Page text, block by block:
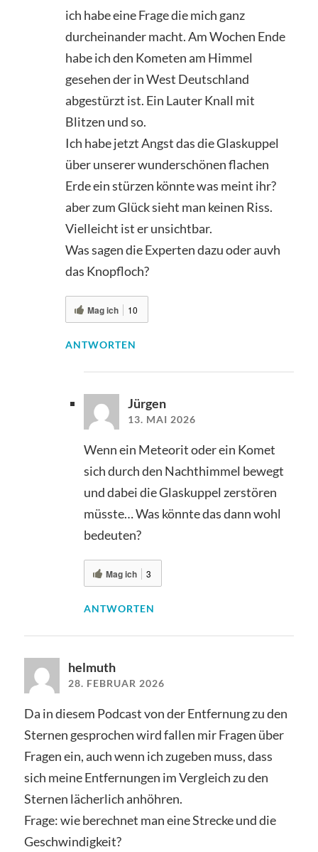
ich habe eine Frage die mich ganz
durcheinander macht. Am Wochen Ende
habe ich den Kometen am Himmel
gesehen der in West Deutschland
abgestürzt ist. Ein Lauter Knall mit
Blitzen und so.
Ich habe jetzt Angst das die Glaskuppel
über unserer wunderschönen flachen
Erde ein stürzen könnte was meint ihr?
aber zum Glück sieht man keinen Riss.
Vielleicht ist er unsichtbar.
Was sagen die Experten dazu oder auvh
das Knopfloch?
Mag ich 10
ANTWORTEN
Jürgen
13. MAI 2026
Wenn ein Meteorit oder ein Komet
sich durch den Nachthimmel bewegt
und dabei die Glaskuppel zerstören
müsste… Was könnte das dann wohl
bedeuten?
Mag ich 3
ANTWORTEN
helmuth
28. FEBRUAR 2026
Da in diesem Podcast von der Entfernung zu den
Sternen gesprochen wird fallen mir Fragen über
Fragen ein, auch wenn ich zugeben muss, dass
sich meine Entfernungen im Vergleich zu den
Sternen lächerlich anhöhren.
Frage: wie berechnet man eine Strecke und die
Geschwindigkeit?